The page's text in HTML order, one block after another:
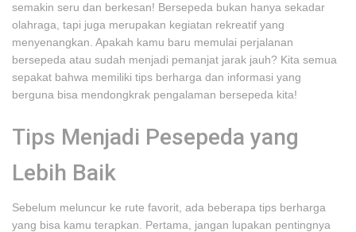
semakin seru dan berkesan! Bersepeda bukan hanya sekadar
olahraga, tapi juga merupakan kegiatan rekreatif yang
menyenangkan. Apakah kamu baru memulai perjalanan
bersepeda atau sudah menjadi pemanjat jarak jauh? Kita semua
sepakat bahwa memiliki tips berharga dan informasi yang
berguna bisa mendongkrak pengalaman bersepeda kita!
Tips Menjadi Pesepeda yang
Lebih Baik
Sebelum meluncur ke rute favorit, ada beberapa tips berharga
yang bisa kamu terapkan. Pertama, jangan lupakan pentingnya